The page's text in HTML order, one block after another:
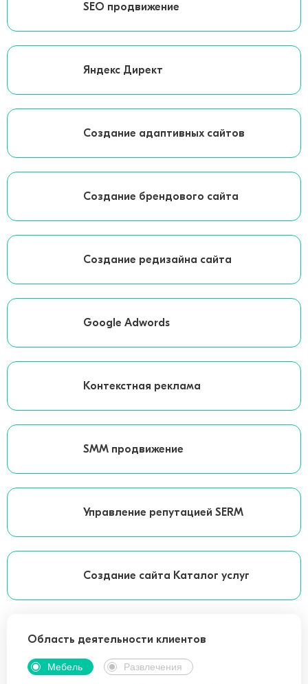
SEO продвижение
Яндекс Директ
Создание адаптивных сайтов
Создание брендового сайта
Создание редизайна сайта
Google Adwords
Контекстная реклама
SMM продвижение
Управление репутацией SERM
Создание сайта Каталог услуг
Область деятельности клиентов
Мебель Развлечения